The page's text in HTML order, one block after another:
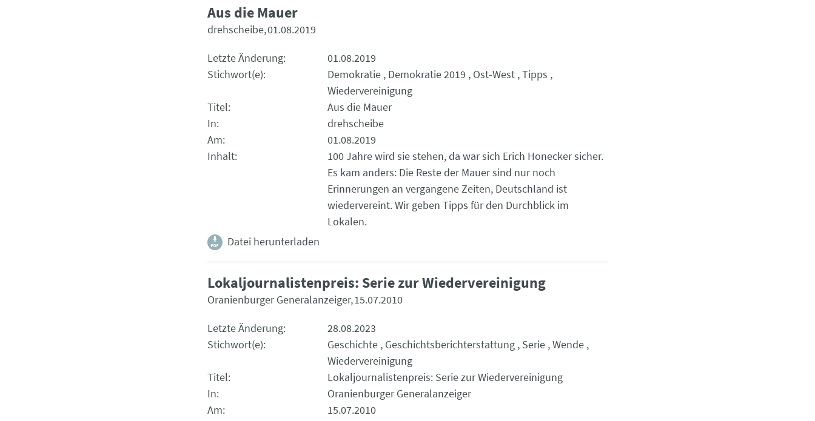
Aus die Mauer
drehscheibe 01.08.2019
Letzte Änderung
01.08.2019
Stichwort(e)
Demokratie Demokratie 2019 Ost-West Tipps
Wiedervereinigung
Titel
Aus die Mauer
In
drehscheibe
Am
01.08.2019
Inhalt
100 Jahre wird sie stehen, da war sich Erich Honecker sicher.
Es kam anders: Die Reste der Mauer sind nur noch
Erinnerungen an vergangene Zeiten, Deutschland ist
wiedervereint. Wir geben Tipps für den Durchblick im
Lokalen.
Datei herunterladen
Lokaljournalistenpreis: Serie zur Wiedervereinigung
Oranienburger Generalanzeiger 15.07.2010
Letzte Änderung
28.08.2023
Stichwort(e)
Geschichte Geschichtsberichterstattung Serie Wende
Wiedervereinigung
Titel
Lokaljournalistenpreis: Serie zur Wiedervereinigung
In
Oranienburger Generalanzeiger
Am
15.07.2010